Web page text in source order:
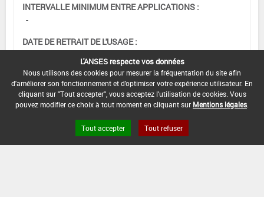
INTERVALLE MINIMUM ENTRE APPLICATIONS :
-
DATE DE RETRAIT DE L'USAGE :
24/01/2018
DATE DE FIN DE DISTRIBUTION :
30/09/2018
DATE DE FIN D'UTILISATION :
L'ANSES respecte vos données
Nous utilisons des cookies pour mesurer la fréquentation du site afin
d'améliorer son fonctionnement et d'optimiser votre expérience utilisateur. En
cliquant sur "Tout accepter", vous acceptez l'utilisation de cookies. Vous
pouvez modifier ce choix à tout moment en cliquant sur Mentions légales
Tout accepter Tout refuser